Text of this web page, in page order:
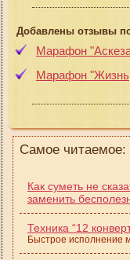
Добавлены отзывы
Марафон
Марафон
Самое читаемое:
Как суметь не
заменить
Техника “12
Быстрое исполнение